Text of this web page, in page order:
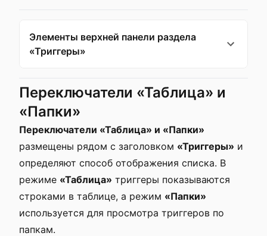
Элементы верхней панели раздела
«Триггеры»
Переключатели «Таблица» и
«Папки»
Переключатели «Таблица» и «Папки»
размещены рядом с заголовком «Триггеры» и
определяют способ отображения списка. В
режиме «Таблица» триггеры показываются
строками в таблице, а режим «Папки»
используется для просмотра триггеров по
папкам.